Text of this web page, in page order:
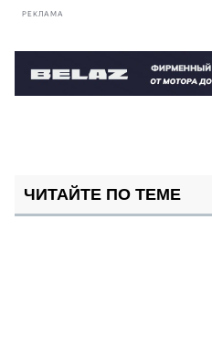
РЕКЛАМА
ЧИТАЙТЕ ПО ТЕМЕ